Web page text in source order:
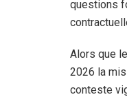
questions
Alors que
2026 la
conteste